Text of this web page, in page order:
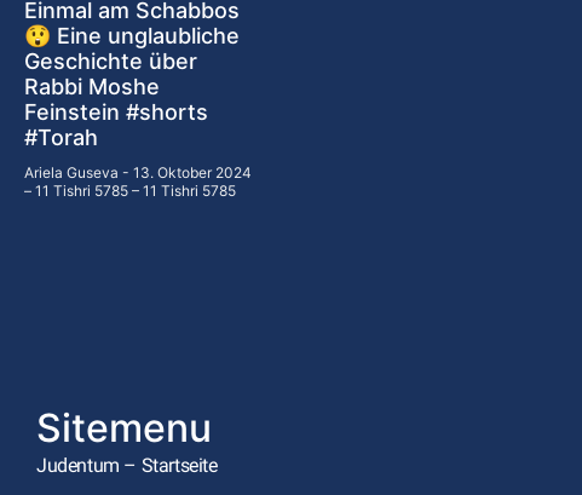
Einmal am Schabbos
😲 Eine unglaubliche
Geschichte über
Rabbi Moshe
Feinstein #shorts
#Torah
Ariela Guseva
13. Oktober 2024
– 11 Tishri 5785 – 11 Tishri 5785
Sitemenu
Judentum – Startseite